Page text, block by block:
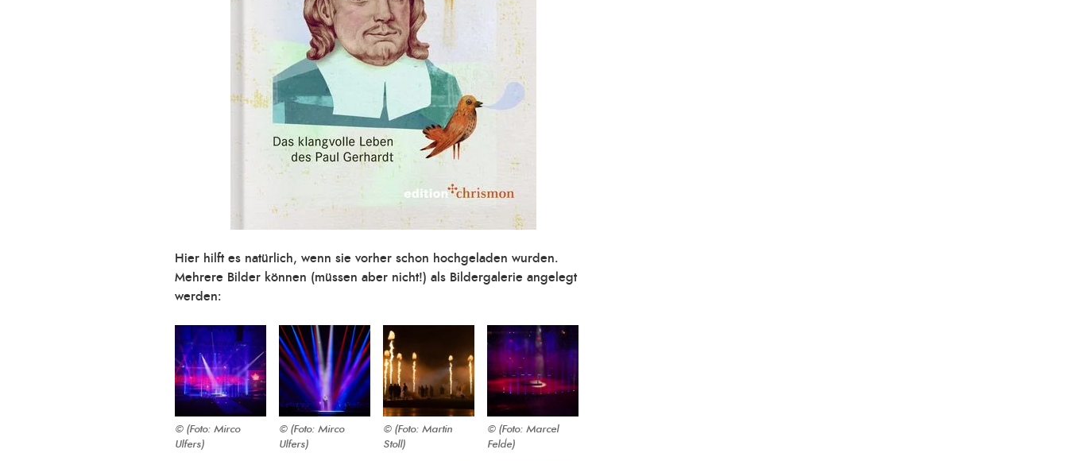
Hier hilft es natürlich, wenn sie vorher schon hochgeladen wurden.
Mehrere Bilder können (müssen aber nicht!) als Bildergalerie angelegt
werden:
(Foto: Mirco
Ulfers)
(Foto: Mirco
Ulfers)
(Foto: Martin
Stoll)
(Foto: Marcel
Felde)